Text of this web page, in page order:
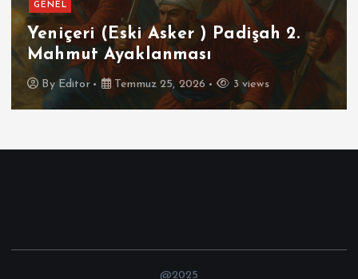
Asker ) Padişah 2.
Temmuz 25, 2026 3 views
SPOR
Futbolun
İspanya
Editor
@2025